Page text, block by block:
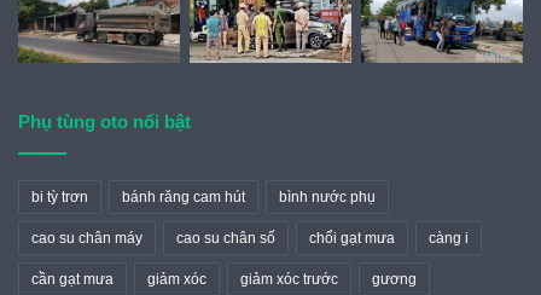
Phụ tùng oto nổi bật
bi tỳ trơn bánh răng cam hút bình nước phụ
cao su chân máy cao su chân số chổi gạt mưa càng i
cần gạt mưa giảm xóc giảm xóc trước gương